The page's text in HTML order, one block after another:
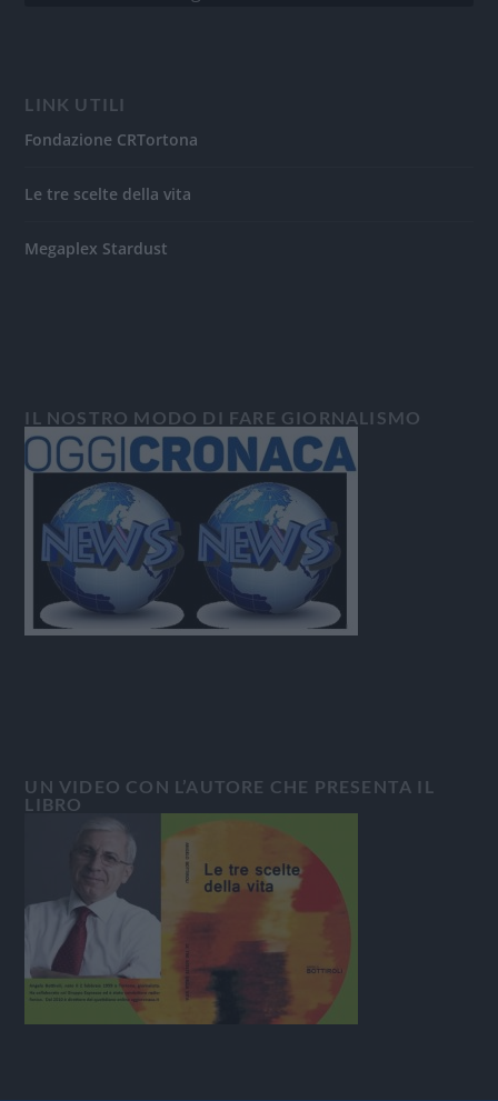
LINK UTILI
Fondazione CRTortona
Le tre scelte della vita
Megaplex Stardust
IL NOSTRO MODO DI FARE GIORNALISMO
UN VIDEO CON L’AUTORE CHE PRESENTA IL
LIBRO